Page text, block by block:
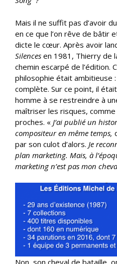
Mais il ne suffit pas d’avoir
en ce que l’on rêve de bâtir
dicte le cœur. Après avoir
Silences en 1981, Thierry de
chemin escarpé de l’édition.
philosophie était ambitieuse
complète. Sur ce point, il
homme à se restreindre à
maîtriser les risques,
proches. « J’ai publié un
compositeur en même temps,
par son culot d’alors. Je
plan marketing. Mais, à
marketing n’est pas mon
Non, son cheval de bataille,